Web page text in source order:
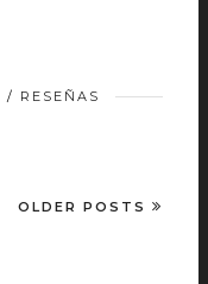
/ RESEÑAS
OLDER POSTS